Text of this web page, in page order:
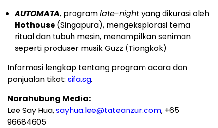
AUTOMATA, programlate-nightyang dikurasi oleh
Hothouse (Singapura), mengeksplorasi tema
ritual dan tubuh mesin, menampilkan seniman
seperti produser musik Guzz (Tiongkok)
Informasi lengkap tentang program acara dan
penjualan tiket: sifa.sg.
Narahubung Media:
Lee Say Hua,sayhua.lee@tateanzur.com, +65
96684605